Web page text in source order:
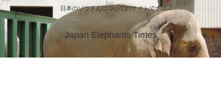
日本のゾウさんについてのサイトです
Japan Elephants Times